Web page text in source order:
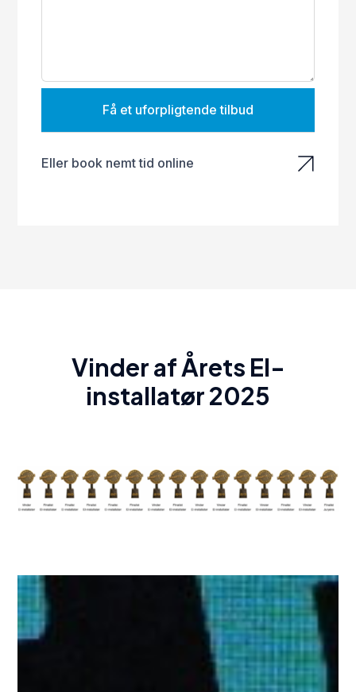
Få et uforpligtende tilbud
Eller book nemt tid online
Vinder af Årets El-
installatør 2025